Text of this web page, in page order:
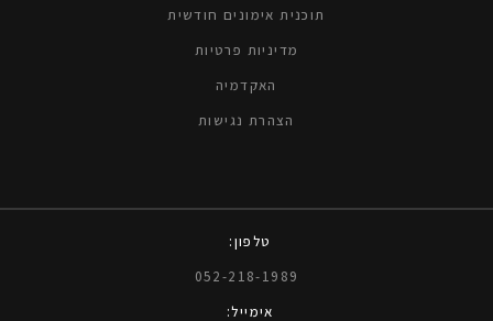
תוכנית אימונים חודשית
מדיניות פרטיות
האקדמיה
הצהרת נגישות
טלפון:
052-218-1989
אימייל: